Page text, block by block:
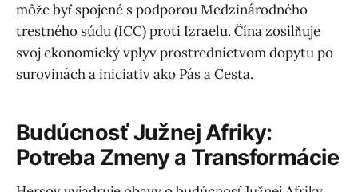
môže byť spojené s podporou Medzinárodného
trestného súdu (ICC) proti Izraelu. Čína zosilňuje
svoj ekonomický vplyv prostredníctvom dopytu po
surovinách a iniciatív ako Pás a Cesta.
Budúcnosť Južnej Afriky:
Potreba Zmeny a Transformácie